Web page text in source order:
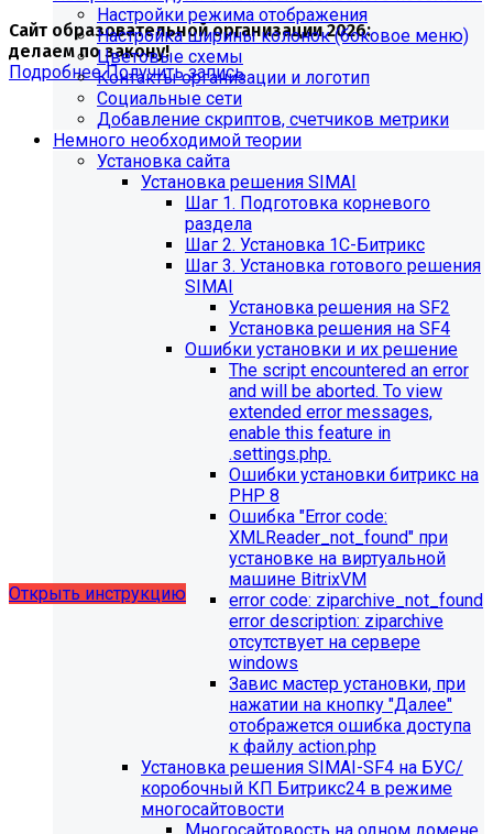
Сайт образовательной организации 2026:
делаем по закону!
ПодробнееПолучить запись
Обновления в разделе
"Педагогический состав"
Для готовых решений, использующих модуль SIMAI-
SF4: Сведения об образовательной организации
выпущено обновление 1.14.11, согласно которому в
разделе "Педагогический состав"
можно разместить документ и скрыть таблицы.
Открыть инструкцию
будет ограничена поддержка продуктов на
PHP версии ниже 8.2.Рекомендуемая версия PHP - 8.4
Настройки режима отображения
Настройка ширины колонок (боковое меню)
Цветовые схемы
Контакты организации и логотип
Социальные сети
Добавление скриптов, счетчиков метрики
Немного необходимой теории
Установка сайта
Установка решения SIMAI
Шаг 1. Подготовка корневого
раздела
Шаг 2. Установка 1С-Битрикс
Шаг 3. Установка готового решения
SIMAI
Установка решения на SF2
Установка решения на SF4
Ошибки установки и их решение
The script encountered an error
and will be aborted. To view
extended error messages,
enable this feature in
.settings.php.
Ошибки установки битрикс на
PHP 8
Ошибка "Error сode:
XMLReader_not_found" при
установке на виртуальной
машине BitrixVM
error сode: ziparchive_not_found
error description: ziparchive
отсутствует на сервере
windows
Завис мастер установки, при
нажатии на кнопку "Далее"
отображется ошибка доступа
к файлу action.php
Установка решения SIMAI-SF4 на БУС/
коробочный КП Битрикс24 в режиме
многосайтовости